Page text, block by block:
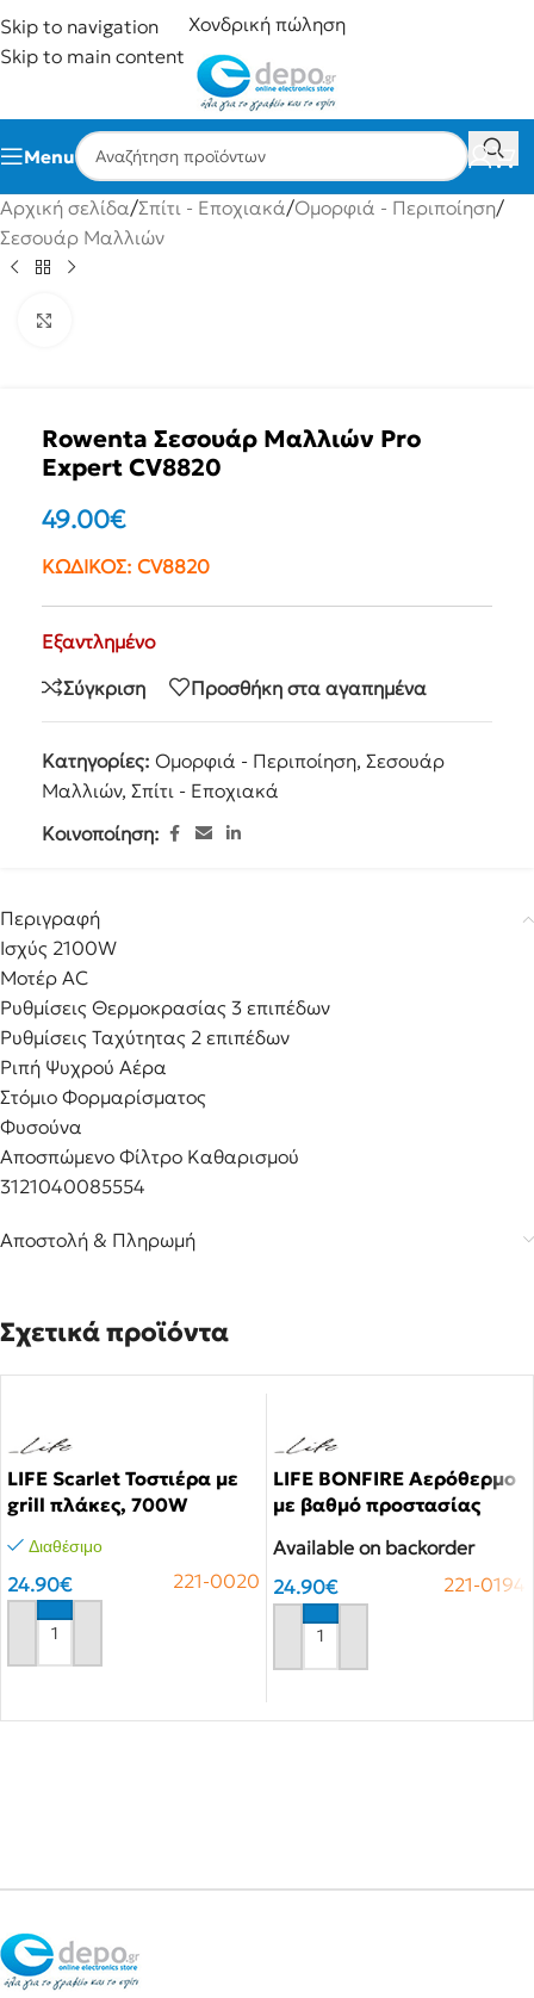
Skip to navigation
Skip to main content
Χονδρική πώληση
Menu
Αρχική σελίδα/Σπίτι - Εποχιακά/Ομορφιά - Περιποίηση/
Σεσουάρ Μαλλιών
Rowenta Σεσουάρ Μαλλιών Pro
Expert CV8820
49.00€
ΚΩΔΙΚΟΣ: CV8820
Εξαντλημένο
Σύγκριση
Προσθήκη στα αγαπημένα
Κατηγορίες: Ομορφιά - Περιποίηση, Σεσουάρ
Μαλλιών, Σπίτι - Εποχιακά
Κοινοποίηση:
Περιγραφή
Ισχύς 2100W
Mοτέρ AC
Ρυθμίσεις Θερμοκρασίας 3 επιπέδων
Ρυθμίσεις Ταχύτητας 2 επιπέδων
Ριπή Ψυχρού Αέρα
Στόμιο Φορμαρίσματος
Φυσούνα
Αποσπώμενο Φίλτρο Καθαρισμού
3121040085554
Αποστολή & Πληρωμή
Σχετικά προϊόντα
LIFE Scarlet Τοστιέρα με
grill πλάκες, 700W
Διαθέσιμο
24.90€ 221-0020
Αγόρασε το
LIFE BONFIRE Αερόθερμο
με βαθμό προστασίας
Available on backorder
24.90€ 221-0194
Αγόρασε το